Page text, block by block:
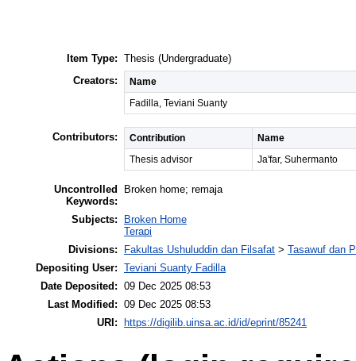
Item Type: Thesis (Undergraduate)
Creators:
Name
Fadilla, Teviani Suanty
Contributors: Contribution
Name
Thesis advisor
Ja'far, Suhermanto
Uncontrolled
Keywords:
Broken home; remaja
Subjects:
Broken Home
Terapi
Divisions:
Fakultas Ushuluddin dan Filsafat > Tasawuf dan
Depositing User: Teviani Suanty Fadilla
Date Deposited: 09 Dec 2025 08:53
Last Modified: 09 Dec 2025 08:53
URI:
https://digilib.uinsa.ac.id/id/eprint/85241